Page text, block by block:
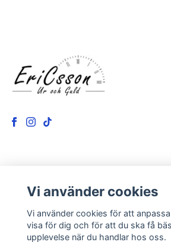
Kontakt
Om oss
Vi använder cookies
Vi använder cookies för att
visa för dig och för att du ska få
upplevelse när du handlar hos oss.